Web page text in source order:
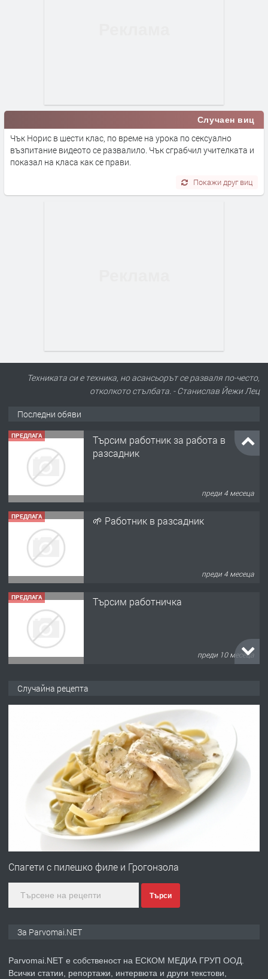
Случаен виц
Чък Норис в шести клас, по време на урока по сексуално
възпитание видеото се развалило. Чък сграбчил учителката и
показал на класа как се прави.
Покажи друг виц
Техниката си е техника, но асансьорът се разваля по-често,
отколкото стълбата. - Станислав Йежи Лец
Последни обяви
ПРЕДЛАГА
Търсим работник за работа в
разсадник
преди 4 месеца
ПРЕДЛАГА 🌱 Работник в разсадник
преди 4 месеца
ПРЕДЛАГА Търсим работничка
преди 10 месеца
преди 1 година
Работа за общи работници
Първи поход "По стъпките на Ангел
Случайна рецепта
Спагети с пилешко филе и Грогонзола
Търси
За Parvomai.NET
Parvomai.NET е собственост на ЕСКОМ МЕДИА ГРУП ООД.
Всички статии, репортажи, интервюта и други текстови,